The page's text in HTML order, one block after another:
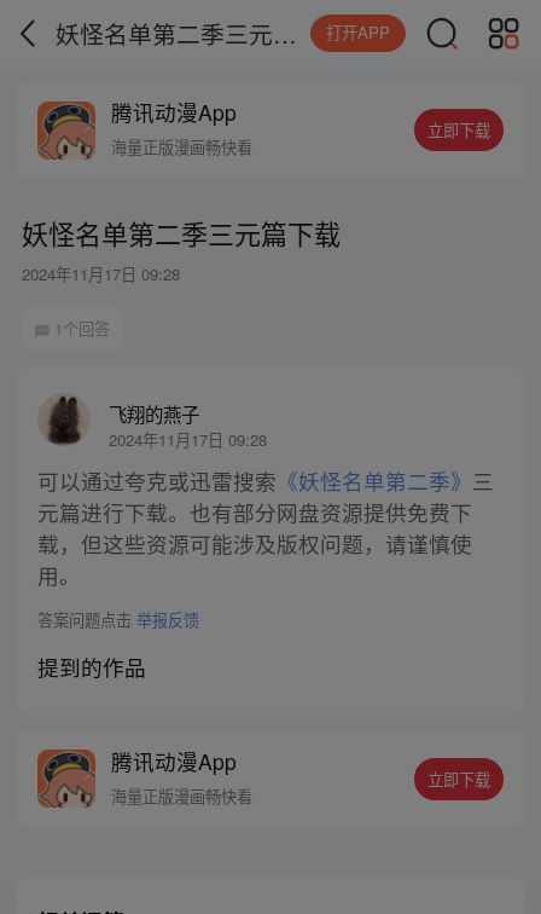
妖怪名单第二季三元篇下载 打开APP
腾讯动漫App
海量正版漫画畅快看
立即下载
妖怪名单第二季三元篇下载
2024年11月17日 09:28
1个回答
飞翔的燕子
2024年11月17日 09:28
可以通过夸克或迅雷搜索 《妖怪名单第二季》 三
元篇进行下载。也有部分网盘资源提供免费下
载，但这些资源可能涉及版权问题，请谨慎使
用。
答案问题点击 举报反馈
提到的作品
腾讯动漫App
海量正版漫画畅快看
立即下载